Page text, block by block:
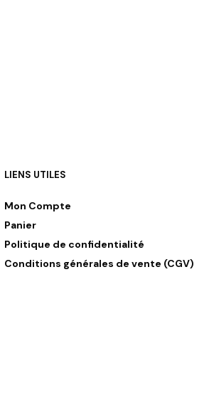
LIENS UTILES
Mon Compte
Panier
Politique de confidentialité
Conditions générales de vente (CGV)